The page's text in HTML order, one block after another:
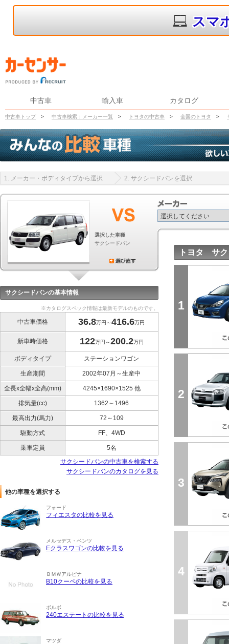
スマ
中古車 輸入車 カタログ
中古車トップ > 中古車検索：メーカー一覧 > トヨタの中古車 > 全国のトヨタ >
1. メーカー・ボディタイプから選択 2. サクシードバンを選択
選択した車種
サクシードバン
サクシードバンの基本情報
※カタログスペック情報は最新モデルのものです。
中古車価格 36.8万円～416.6万円
新車時価格 122万円～200.2万円
ボディタイプ ステーションワゴン
生産期間 2002年07月～生産中
全長x全幅x全高(mm) 4245×1690×1525 他
排気量(cc) 1362～1496
最高出力(馬力) 72～109
駆動方式 FF、4WD
乗車定員
5名
サクシードバンの中古車を検索する
サクシードバンのカタログを見る
他の車種を選択する
フォード
フィエスタの比較を見る
メルセデス・ベンツ
Eクラスワゴンの比較を見る
ＢＭＷアルピナ
B10クーペの比較を見る
ボルボ
240エステートの比較を見る
マツダ
トヨタ サク
1
2
3
4